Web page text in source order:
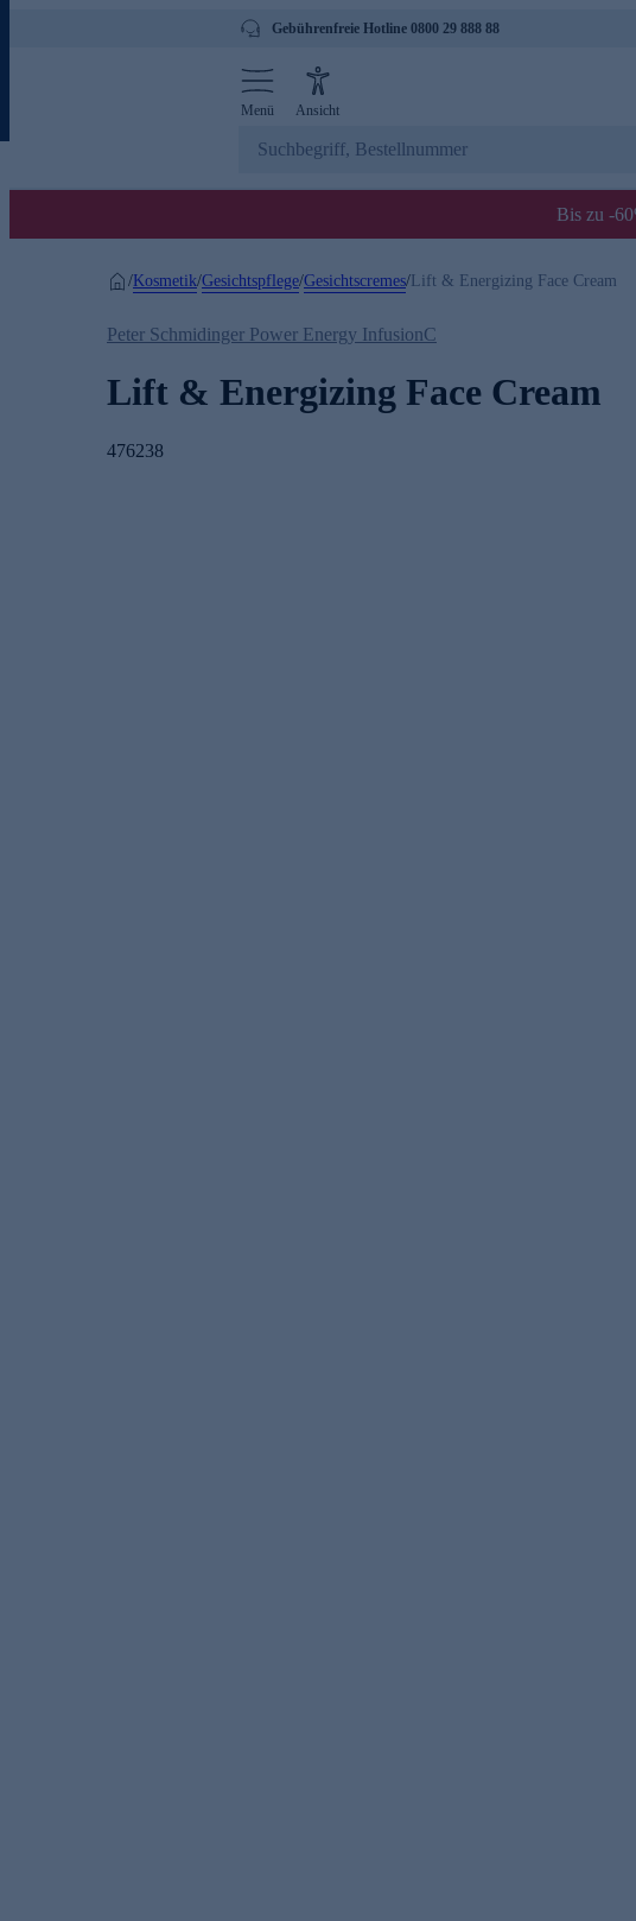
Gebührenfreie Hotline 0800 29 888 88
Menü Ansicht
Bis zu -
/Kosmetik/Gesichtspflege/Gesichtscremes/ Lift & Energizing Face Cream
Peter Schmidinger Power Energy InfusionC
Lift & Energizing Face Cream
476238